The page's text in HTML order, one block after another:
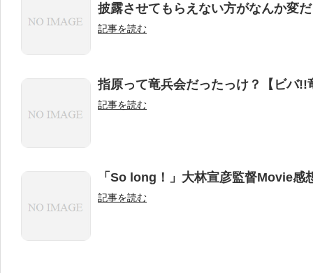
披露させてもらえない方がなんか変
記事を読む
指原って竜兵会だったっけ？【ビバ!!
記事を読む
「So long！」大林宣彦監督Movie感
記事を読む